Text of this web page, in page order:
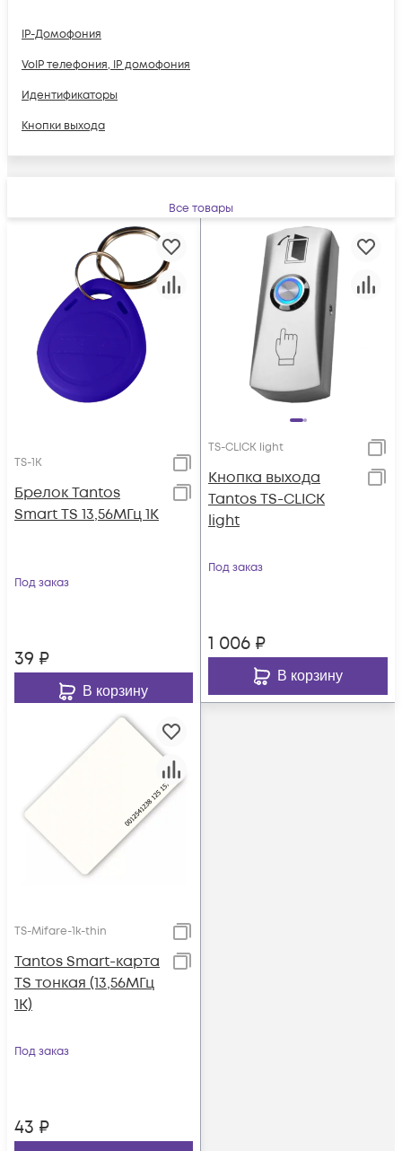
IP-Домофония
VoIP телефония, IP домофония
Идентификаторы
Кнопки выхода
Все товары
TS-1K
Брелок Tantos
Smart TS 13,56МГц 1К
Под заказ
39 ₽
В корзину
TS-CLICK light
Кнопка выхода
Tantos TS-CLICK
light
Под заказ
1 006 ₽
В корзину
TS-Mifare-1k-thin
Tantos Smart-карта
TS тонкая (13,56МГц
1K)
Под заказ
43 ₽